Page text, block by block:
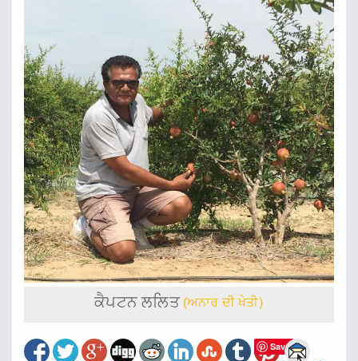
ਕੈਪਟਨ ਲਲਿਤ (ਅਨਾਰ ਦੀ ਖੇਤੀ)
Save